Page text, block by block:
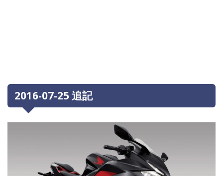
2016-07-25 追記